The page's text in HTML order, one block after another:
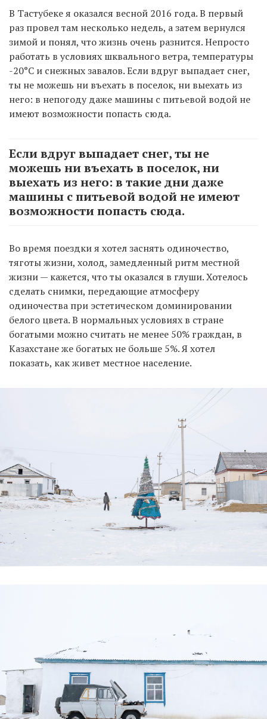
В Тастубеке я оказался весной 2016 года. В первый
раз провел там несколько недель, а затем вернулся
зимой и понял, что жизнь очень разнится. Непросто
работать в условиях шквального ветра, температуры
-20°C и снежных завалов. Если вдруг выпадает снег,
ты не можешь ни въехать в поселок, ни выехать из
него: в непогоду даже машины с питьевой водой не
имеют возможности попасть сюда.
Если вдруг выпадает снег, ты не
можешь ни въехать в поселок, ни
выехать из него: в такие дни даже
машины с питьевой водой не имеют
возможности попасть сюда.
Во время поездки я хотел заснять одиночество,
тяготы жизни, холод, замедленный ритм местной
жизни — кажется, что ты оказался в глуши. Хотелось
сделать снимки, передающие атмосферу
одиночества при эстетическом доминировании
белого цвета. В нормальных условиях в стране
богатыми можно считать не менее 50% граждан, в
Казахстане же богатых не больше 5%. Я хотел
показать, как живет местное население.